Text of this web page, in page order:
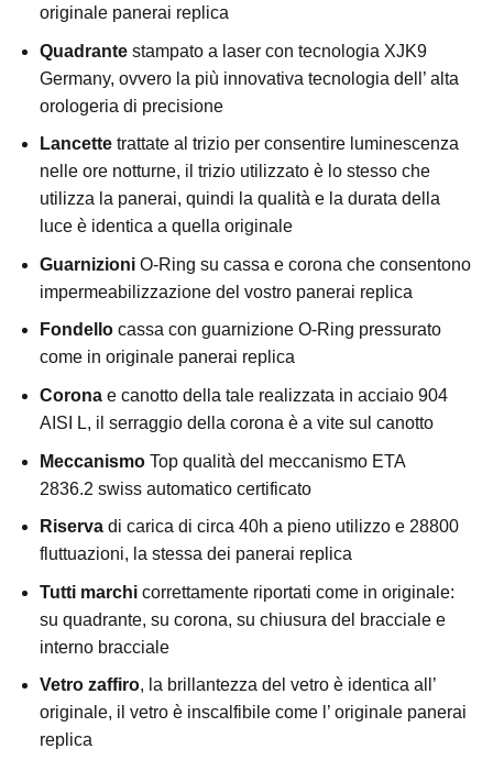
originale panerai replica
Quadrantestampato a laser con tecnologia XJK9
Germany, ovvero la più innovativa tecnologia dell’ alta
orologeria di precisione
Lancettetrattate al trizio per consentire luminescenza
nelle ore notturne, il trizio utilizzato è lo stesso che
utilizza la panerai, quindi la qualità e la durata della
luce è identica a quella originale
GuarnizioniO-Ring su cassa e corona che consentono
impermeabilizzazione del vostro panerai replica
Fondellocassa con guarnizione O-Ring pressurato
come in originale panerai replica
Coronae canotto della tale realizzata in acciaio 904
AISI L, il serraggio della corona è a vite sul canotto
MeccanismoTop qualità del meccanismo ETA
2836.2 swiss automatico certificato
Riservadi carica di circa 40h a pieno utilizzo e 28800
fluttuazioni, la stessa dei panerai replica
Tutti marchi correttamente riportati come in originale:
su quadrante, su corona, su chiusura del bracciale e
interno bracciale
Vetro zaffiro, la brillantezza del vetro è identica all’
originale, il vetro è inscalfibile come l’ originale panerai
replica